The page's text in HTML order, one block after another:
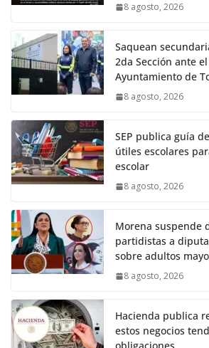
8 agosto, 2026
Saquean
2da Sección ante
Ayuntamiento de
8 agosto, 2026
SEP publica guía
útiles escolares
escolar
8 agosto, 2026
Morena suspende
partidistas a
sobre adultos
8 agosto, 2026
Hacienda publica
estos negocios